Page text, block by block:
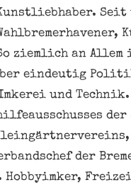
Seit
ziemlich an
eindeutig
und
der
der